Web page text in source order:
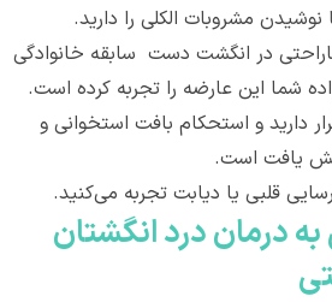
مشروبات الکلی را دارید.
ناراحتی در انگشت دست ‌ سابقه خانوادگی
شما این عارضه را تجربه کرده است.
از ۶۰ سال قرار دارید و استحکام بافت استخوانی و
یافت است‌.
قلبی یا دیابت تجربه می‌کنید.
درمان درد انگشتان